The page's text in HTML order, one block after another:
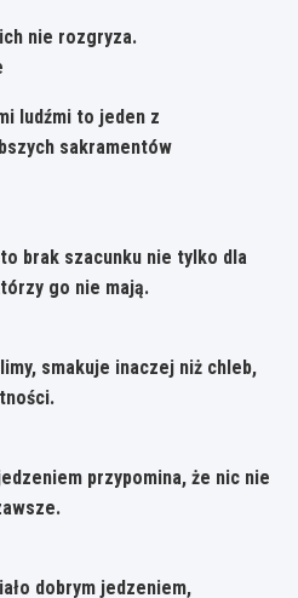
nie rozgryza.
ludźmi to jeden z
sakramentów
brak szacunku nie tylko dla
go nie mają.
smakuje inaczej niż chleb,
przypomina, że nic nie
dobrym jedzeniem,